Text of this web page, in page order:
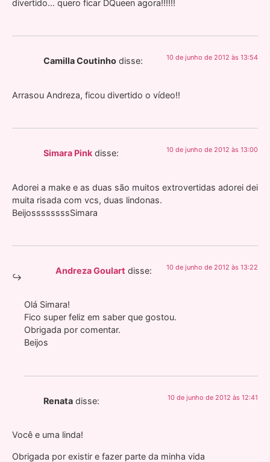
divertido… quero ficar DQueen agora!!!!!!
Camilla Coutinho disse: 10 de junho de 2012 às 13:54
Arrasou Andreza, ficou divertido o vídeo!!
Simara Pink disse: 10 de junho de 2012 às 13:00
Adorei a make e as duas são muitos extrovertidas adorei dei
muita risada com vcs, duas lindonas.
BeijossssssssSimara
Andreza Goulart disse: 10 de junho de 2012 às 13:22
Olá Simara!
Fico super feliz em saber que gostou.
Obrigada por comentar.
Beijos
Renata disse: 10 de junho de 2012 às 12:41
Você e uma linda!
Obrigada por existir e fazer parte da minha vida